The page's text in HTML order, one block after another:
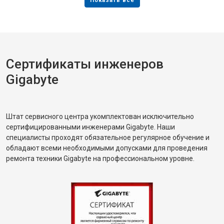
Сертификаты инженеров
Gigabyte
Штат сервисного центра укомплектован исключительно
сертифицированными инженерами Gigabyte. Наши
специалисты проходят обязательное регулярное обучение и
обладают всеми необходимыми допусками для проведения
ремонта техники Gigabyte на профессиональном уровне.